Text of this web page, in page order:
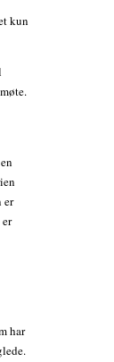
kun
er
har